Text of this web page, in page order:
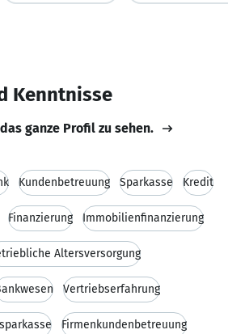
Kenntnisse
ganze Profil zu sehen.
Kundenbetreuung Sparkasse Kredit
Finanzierung Immobilienfinanzierung
Altersversorgung
Vertriebserfahrung
Firmenkundenbetreuung